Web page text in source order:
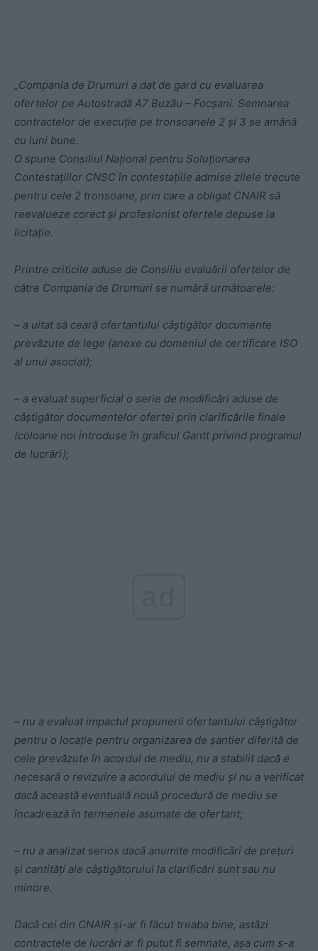
„Compania de Drumuri a dat de gard cu evaluarea
ofertelor pe Autostradă A7 Buzău – Focșani. Semnarea
contractelor de execuție pe tronsoanele 2 și 3 se amână
cu luni bune.
O spune Consiliul Național pentru Soluționarea
Contestațiilor CNSC în contestațiile admise zilele trecute
pentru cele 2 tronsoane, prin care a obligat CNAIR să
reevalueze corect și profesionist ofertele depuse la
licitație.
Printre criticile aduse de Consiliu evaluării ofertelor de
către Compania de Drumuri se numără următoarele:
– a uitat să ceară ofertantului câștigător documente
prevăzute de lege (anexe cu domeniul de certificare ISO
al unui asociat);
– a evaluat superficial o serie de modificări aduse de
câștigător documentelor ofertei prin clarificările finale
(coloane noi introduse în graficul Gantt privind programul
de lucrări);
– nu a evaluat impactul propunerii ofertantului câștigător
pentru o locație pentru organizarea de șantier diferită de
cele prevăzute în acordul de mediu, nu a stabilit dacă e
necesară o revizuire a acordului de mediu și nu a verificat
dacă această eventuală nouă procedură de mediu se
încadrează în termenele asumate de ofertant;
– nu a analizat serios dacă anumite modificări de prețuri
și cantități ale câștigătorului la clarificări sunt sau nu
minore.
Dacă cei din CNAIR și-ar fi făcut treaba bine, astăzi
contractele de lucrări ar fi putut fi semnate, așa cum s-a